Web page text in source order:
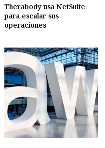
Therabody usa NetSuite
para escalar sus
operaciones